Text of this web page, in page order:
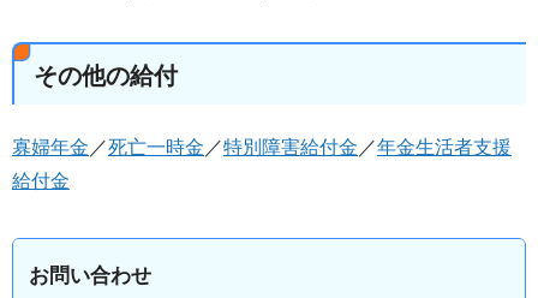
その他の給付
寡婦年金 ／死亡一時金 ／特別障害給付金 ／年金生活者支援
給付金
お問い合わせ